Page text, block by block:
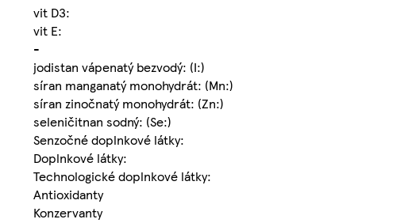
vit D3:
vit E:
-
jodistan vápenatý bezvodý: (I:)
síran manganatý monohydrát: (Mn:)
síran zinočnatý monohydrát: (Zn:)
seleničitnan sodný: (Se:)
Senzočné doplnkové látky:
Doplnkové látky:
Technologické doplnkové látky:
Antioxidanty
Konzervanty